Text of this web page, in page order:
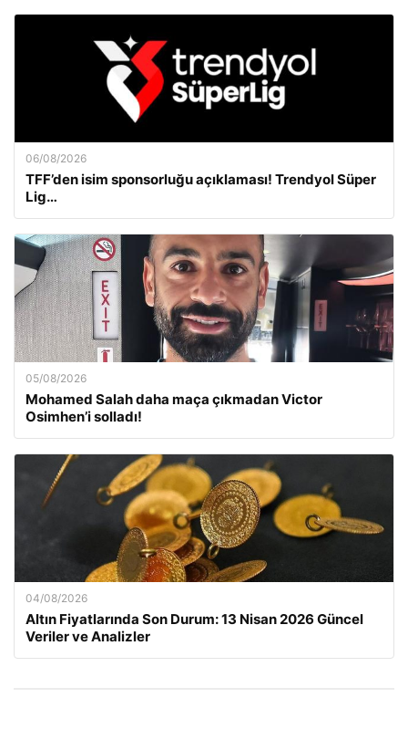
06/08/2026
TFF’den isim sponsorluğu açıklaması! Trendyol Süper
Lig…
05/08/2026
Mohamed Salah daha maça çıkmadan Victor
Osimhen’i solladı!
04/08/2026
Altın Fiyatlarında Son Durum: 13 Nisan 2026 Güncel
Veriler ve Analizler